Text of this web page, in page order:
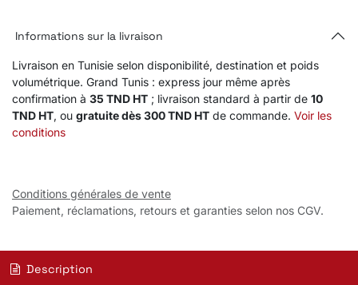
Informations sur la livraison
Livraison en Tunisie selon disponibilité, destination et poids
volumétrique. Grand Tunis : express jour même après
confirmation à 35 TND HT ; livraison standard à partir de 10
TND HT, ou gratuite dès 300 TND HT de commande. Voir les
conditions
Conditions générales de vente
Paiement, réclamations, retours et garanties selon nos CGV.
Description